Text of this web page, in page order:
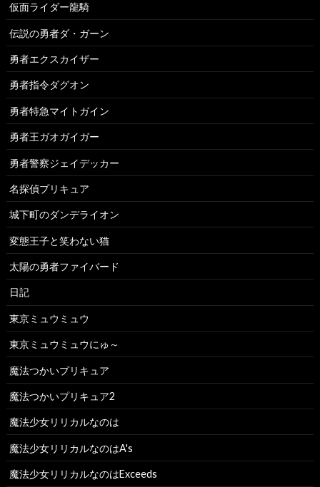
仮面ライダー龍騎
伝説の勇者ダ・ガーン
勇者エクスカイザー
勇者指令ダグオン
勇者特急マイトガイン
勇者王ガオガイガー
勇者警察ジェイデッカー
名探偵プリキュア
城下町のダンデライオン
変態王子と笑わない猫
太陽の勇者ファイバード
日記
東京ミュウミュウ
東京ミュウミュウにゅ～
魔法つかいプリキュア
魔法つかいプリキュア2
魔法少女リリカルなのは
魔法少女リリカルなのはA's
魔法少女リリカルなのはExceeds